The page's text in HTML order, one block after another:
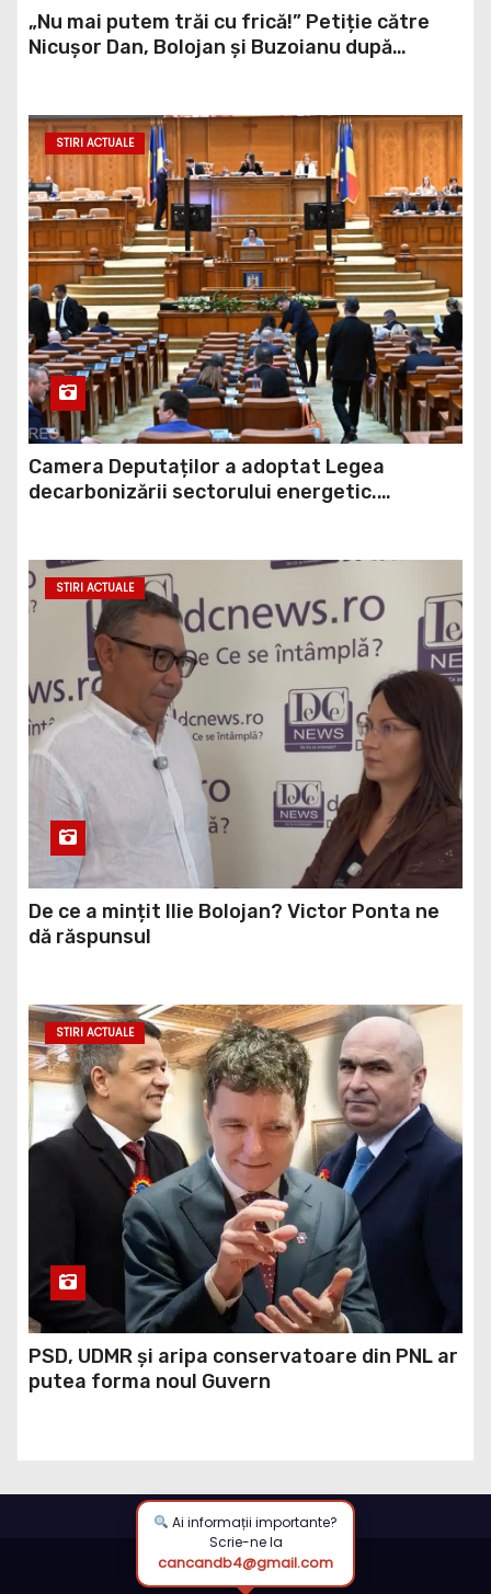
„Nu mai putem trăi cu frică!” Petiție către
Nicușor Dan, Bolojan și Buzoianu după
STIRI ACTUALE
Camera Deputaților a adoptat Legea
decarbonizării sectorului energetic.
STIRI ACTUALE
De ce a mințit Ilie Bolojan? Victor Ponta ne
dă răspunsul
STIRI ACTUALE
PSD, UDMR și aripa conservatoare din PNL ar
putea forma noul Guvern
Ai informații importante?
Scrie-ne la
cancandb4@gmail.com